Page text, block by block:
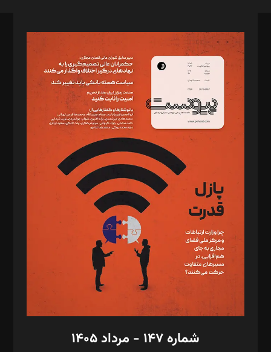
مدیر مسئول: محمدباقر اثنی‌عشری
سردبیر: مهرک محمودی
دبیر تحریریه: میثم قاسمی
د‌بیر ناداستان: سمانه سمیع
د‌بیر خدمت و تجارت: ابوالفضل رجبی
د‌بیر حقوق فناوری: حسام‌الدین ایپکچی
د‌بیر پیوست جهان: مینا پاکدل
د‌بیر تحریریه آنلاین: بابک نقاش
تحریریه‌: مجتبی محمود‌ی، آرش برهمند، یسنا امان‌پور، سروش کرمیان،
مصطفی مسجدی آرانی، ابوالفضل رجبی، زهرا فکرانه، فائزه فتحی
رستمی،مصطفی باستان
ویرایش: نگار استاد‌‌آقا
طراح یونیفرم: مجید توکلی
فیلمبرداری و عکاسی: امیر شفیعی، مانی لطفی زاده
گرافیک و صفحه‌آرایی: سید‌سبحان‌علی ثابت
مد‌یر توسعه تجاری: کامبیز برید‌
امور مالی: شاپور رهبری، محمد‌ کاظمی‌نیا
شماره ۱۴۷ - مرداد ۱۴۰۵